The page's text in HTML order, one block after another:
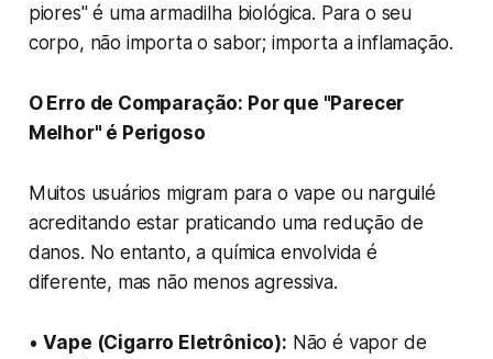
piores" é uma armadilha biológica. Para o seu
corpo, não importa o sabor; importa a inflamação.
O Erro de Comparação: Por que "Parecer
Melhor" é Perigoso
Muitos usuários migram para o vape ou narguilé
acreditando estar praticando uma redução de
danos. No entanto, a química envolvida é
diferente, mas não menos agressiva.
•Vape (Cigarro Eletrônico): Não é vapor de